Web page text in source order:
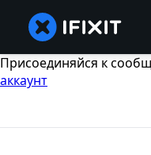
Присоединяйся к
аккаунт